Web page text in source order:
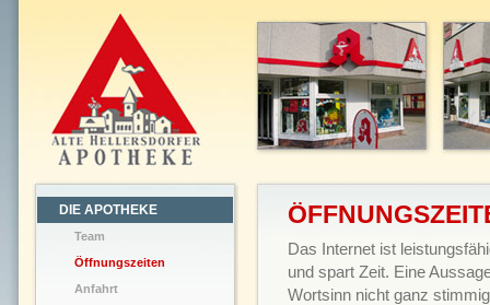
DIE APOTHEKE
Team
Öffnungszeiten
Anfahrt
Das Internet ist
und spart Zeit. Eine
Wortsinn nicht ganz